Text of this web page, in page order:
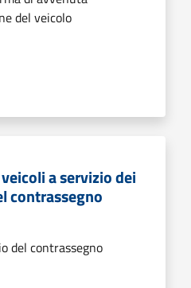
del veicolo
a servizio dei
contrassegno
del contrassegno